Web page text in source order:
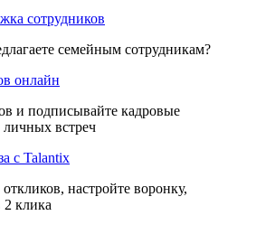
сотрудников
семейным сотрудникам?
онлайн
и подписывайте кадровые
личных встреч
с Talantix
настройте воронку,
2 клика